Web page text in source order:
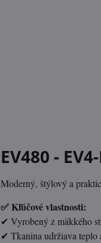
EV480 -
Moderný, štýlový a
✅ Kľúčové vlastnosti:
✔ Vyrobený z mäkkého
✔ Tkanina udržiava teplo